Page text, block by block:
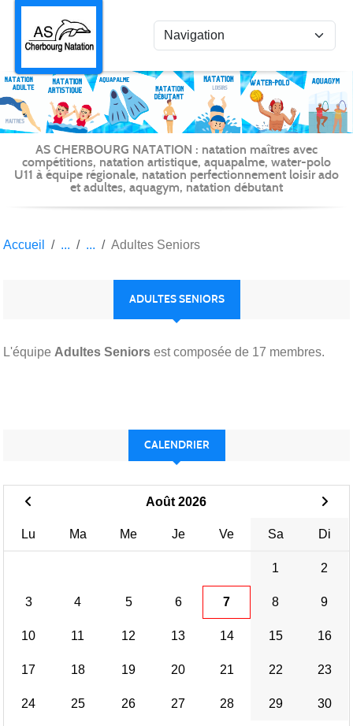
AS CHERBOURG NATATION : natation maîtres avec
compétitions, natation artistique, aquapalme, water-polo
U11 à équipe régionale, natation perfectionnement loisir ado
et adultes, aquagym, natation débutant
Accueil Adultes Seniors
ADULTES SENIORS
L'équipe Adultes Seniors est composée de 17 membres.
CALENDRIER
Août 2026
Lu Ma Me Je Ve Sa Di
1 2
3 4 5 6 7 8 9
10 11 12 13 14 15 16
17 18 19 20 21 22 23
24 25 26 27 28 29 30
Panneau de gestion des cookies